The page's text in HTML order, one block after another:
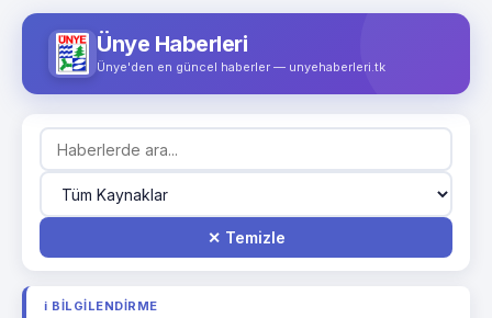
Ünye Haberleri
Ünye'den en güncel haberler — unyehaberleri.tk
✕ Temizle
ℹ️ BILGILENDIRME